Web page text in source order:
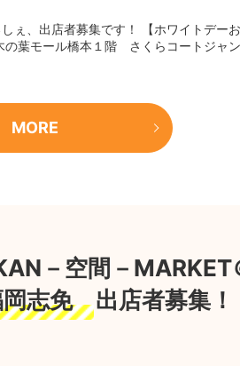
ぇ、出店者募集です！ 【ホワイトデー
葉モール橋本１階 さくらコートジャ
MORE
－空間－
志免 出店者募集！